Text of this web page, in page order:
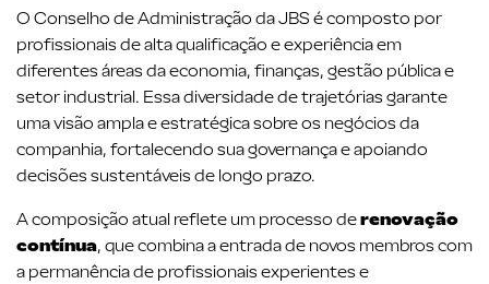
O Conselho de Administração da JBS é composto por
profissionais de alta qualificação e experiência em
diferentes áreas da economia, finanças, gestão pública e
setor industrial. Essa diversidade de trajetórias garante
uma visão ampla e estratégica sobre os negócios da
companhia, fortalecendo sua governança e apoiando
decisões sustentáveis de longo prazo.
A composição atual reflete um processo derenovação
contínua, que combina a entrada de novos membros com
a permanência de profissionais experientes e